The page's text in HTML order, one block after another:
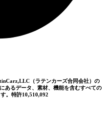
（ラテンカーズ合同会社）の
あるデータ、素材、機能を含むすべての
。特許10,510,092